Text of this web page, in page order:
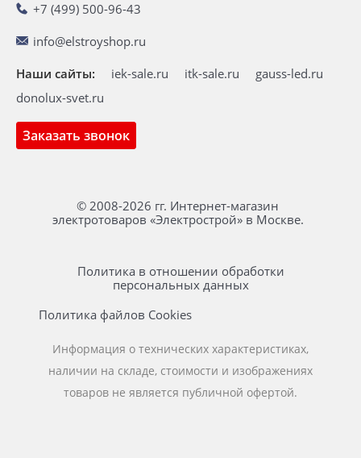
+7 (499) 500-96-43
info@elstroyshop.ru
Заказать звонок
Наши сайты: iek-sale.ru itk-sale.ru
gauss-led.ru
donolux-svet.ru
© 2008-2026 гг. Интернет-магазин
электротоваров «Электрострой» в Москве.
Политика в отношении обработки
персональных данных
Политика файлов Cookies
Информация о технических характеристиках,
наличии на складе, стоимости и изображениях
товаров не является публичной офертой.